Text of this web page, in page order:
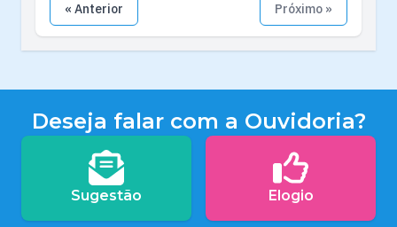
« Anterior Próximo »
Deseja falar com a Ouvidoria?
Sugestão Elogio